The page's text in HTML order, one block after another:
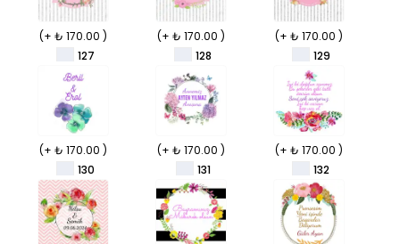
(+ ₺ 170.00 )
127
(+ ₺ 170.00 )
128
(+ ₺ 170.00 )
129
(+ ₺ 170.00 )
130
(+ ₺ 170.00 )
131
(+ ₺ 170.00 )
132